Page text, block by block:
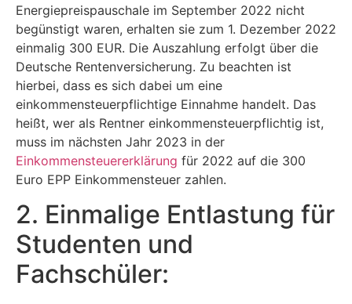
Energiepreispauschale im September 2022 nicht
begünstigt waren, erhalten sie zum 1. Dezember 2022
einmalig 300 EUR. Die Auszahlung erfolgt über die
Deutsche Rentenversicherung. Zu beachten ist
hierbei, dass es sich dabei um eine
einkommensteuerpflichtige Einnahme handelt. Das
heißt, wer als Rentner einkommensteuerpflichtig ist,
muss im nächsten Jahr 2023 in der
Einkommensteuererklärung für 2022 auf die 300
Euro EPP Einkommensteuer zahlen.
2. Einmalige Entlastung für
Studenten und
Fachschüler: